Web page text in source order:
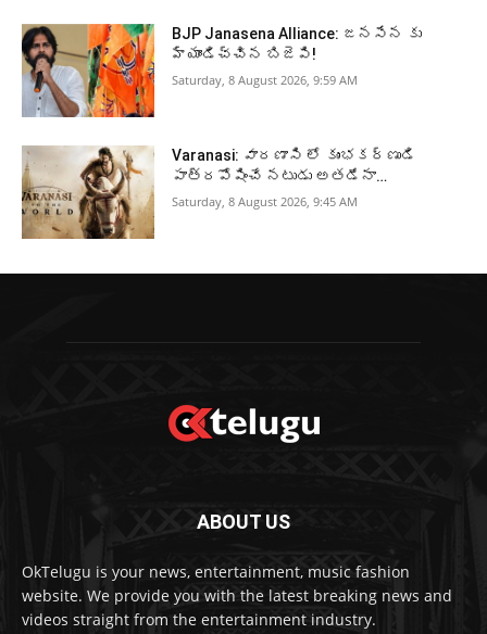
BJP Janasena Alliance: జనసేన కు
హ్యాండిచ్చిన బిజెపి!
Saturday, 8 August 2026, 9:59 AM
Varanasi: వారణాసి లో కుంభకర్ణుడి
పాత్రపోషించే నటుడు అతడేనా…
Saturday, 8 August 2026, 9:45 AM
ABOUT US
OkTelugu is your news, entertainment, music fashion
website. We provide you with the latest breaking news and
videos straight from the entertainment industry.